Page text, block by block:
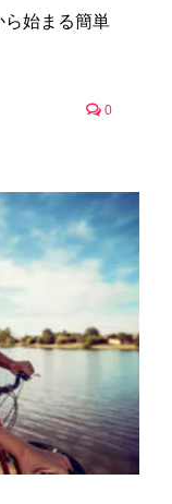
ら始まる簡単
0